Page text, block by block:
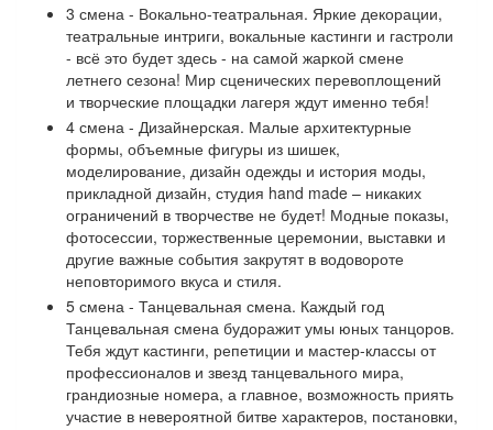
3 смена - Вокально-театральная. Яркие декорации,
театральные интриги, вокальные кастинги и гастроли
- всё это будет здесь - на самой жаркой смене
летнего сезона! Мир сценических перевоплощений
и творческие площадки лагеря ждут именно тебя!
4 смена - Дизайнерская. Малые архитектурные
формы, объемные фигуры из шишек,
моделирование, дизайн одежды и история моды,
прикладной дизайн, студия hand made – никаких
ограничений в творчестве не будет! Модные показы,
фотосессии, торжественные церемонии, выставки и
другие важные события закрутят в водовороте
неповторимого вкуса и стиля.
5 смена - Танцевальная смена. Каждый год
Танцевальная смена будоражит умы юных танцоров.
Тебя ждут кастинги, репетиции и мастер-классы от
профессионалов и звезд танцевального мира,
грандиозные номера, а главное, возможность приять
участие в невероятной битве характеров, постановки,